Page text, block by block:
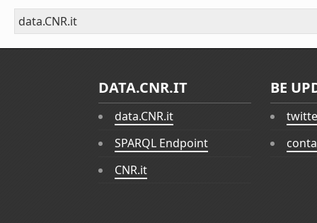
data.CNR.it
DATA.CNR.IT
data.CNR.it
SPARQL Endpoint
CNR.it
BE